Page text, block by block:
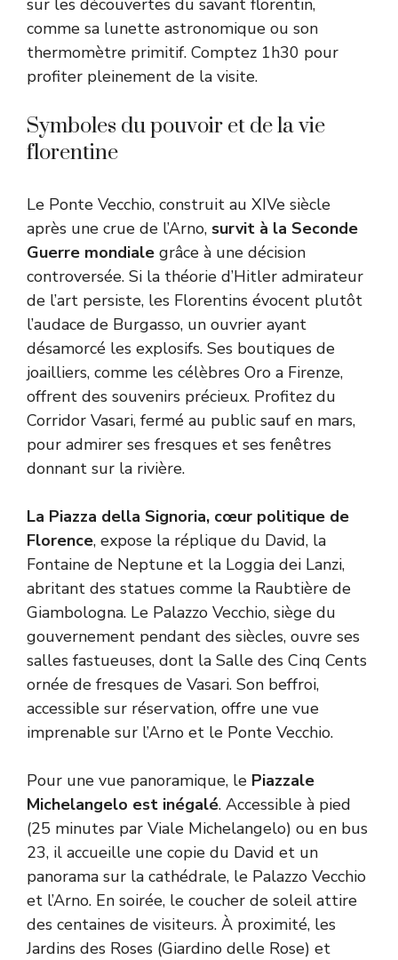
comme sa lunette astronomique ou son
thermomètre primitif. Comptez 1h30 pour
profiter pleinement de la visite.
Symboles du pouvoir et de la vie
florentine
Le Ponte Vecchio, construit au XIVe siècle
après une crue de l’Arno, survit à la Seconde
Guerre mondiale grâce à une décision
controversée. Si la théorie d’Hitler admirateur
de l’art persiste, les Florentins évocent plutôt
l’audace de Burgasso, un ouvrier ayant
désamorcé les explosifs. Ses boutiques de
joailliers, comme les célèbres Oro a Firenze,
offrent des souvenirs précieux. Profitez du
Corridor Vasari, fermé au public sauf en mars,
pour admirer ses fresques et ses fenêtres
donnant sur la rivière.
La Piazza della Signoria, cœur politique de
Florence, expose la réplique du David, la
Fontaine de Neptune et la Loggia dei Lanzi,
abritant des statues comme la Raubtière de
Giambologna. Le Palazzo Vecchio, siège du
gouvernement pendant des siècles, ouvre ses
salles fastueuses, dont la Salle des Cinq Cents
ornée de fresques de Vasari. Son beffroi,
accessible sur réservation, offre une vue
imprenable sur l’Arno et le Ponte Vecchio.
Pour une vue panoramique, le Piazzale
Michelangelo est inégalé. Accessible à pied
(25 minutes par Viale Michelangelo) ou en bus
23, il accueille une copie du David et un
panorama sur la cathédrale, le Palazzo Vecchio
et l’Arno. En soirée, le coucher de soleil attire
des centaines de visiteurs. À proximité, les
Jardins des Roses (Giardino delle Rose) et